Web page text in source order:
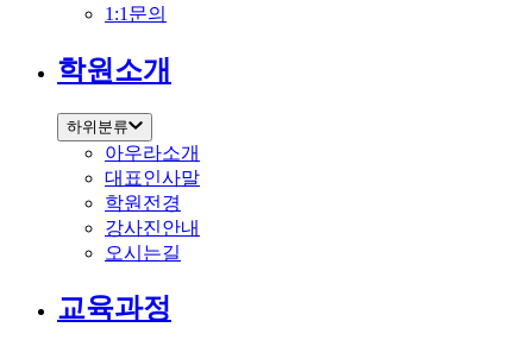
1:1문의
학원소개
하위분류
아우라소개
대표인사말
학원전경
강사진안내
오시는길
교육과정